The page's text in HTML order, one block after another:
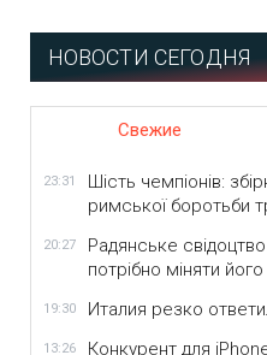
НОВОСТИ СЕГОДНЯ
Свежие
23:31
Шість чемпіонів:
римської боротьби
20:27
Радянське
потрібно міняти
19:30 Италия резко
13:26
Конкурент для